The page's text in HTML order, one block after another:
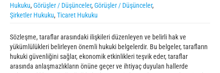
Hukuku, Görüşler / Düşünceler, Görüşler / Düşünceler,
Şirketler Hukuku, Ticaret Hukuku
Sözleşme, taraflar arasındaki ilişkileri düzenleyen ve belirli hak ve
yükümlülükleri belirleyen önemli hukuki belgelerdir. Bu belgeler, tarafların
hukuki güvenliğini sağlar, ekonomik etkinlikleri teşvik eder, taraflar
arasında anlaşmazlıkların önüne geçer ve ihtiyaç duyulan hallerde